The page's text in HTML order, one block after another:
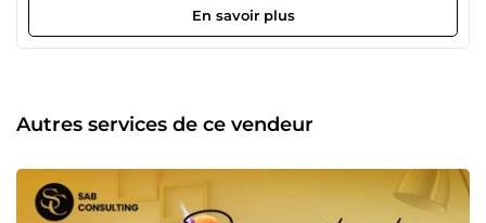
visuelle cohérente et professionnelle. Développement de
stratégies digitales adaptées à votre activité et à vos
sérieux, réactivité et créativité pour vous aider à obtenir
des résultats concrets. Avec Sab Consulting, vous avez un
En savoir plus
Autres services de ce vendeur